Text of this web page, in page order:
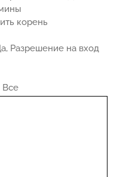
корень
Разрешение на вход
Все